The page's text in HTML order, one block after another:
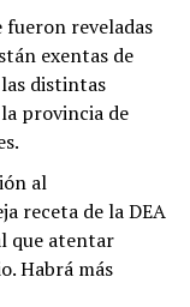
fueron reveladas
exentas de
distintas
provincia de
al
receta de la DEA
que atentar
Habrá más